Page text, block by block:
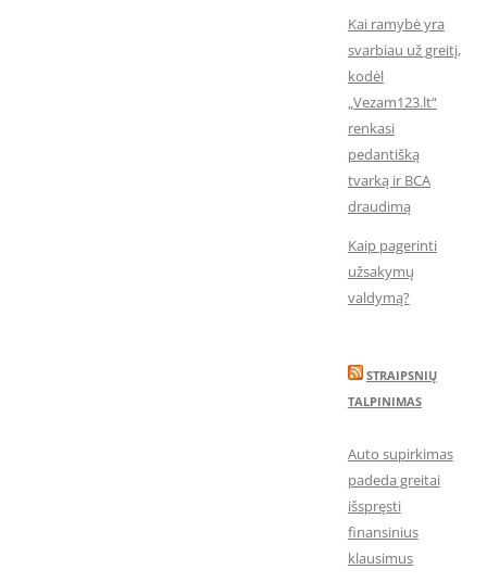
Kai ramybė yra
svarbiau už greitį,
kodėl
„Vezam123.lt“
renkasi
pedantišką
tvarką ir BCA
draudimą
Kaip pagerinti
užsakymų
valdymą?
STRAIPSNIŲ
TALPINIMAS
Auto supirkimas
padeda greitai
išspręsti
finansinius
klausimus